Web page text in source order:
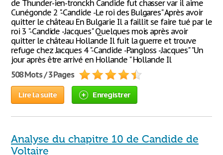
de Thunder-ien-tronckh Candide fut chasser var il aime
Cunégonde 2 "-Candide -Le roi des Bulgares" Après avoir
quitter le château En Bulgarie Il a faillit se faire tué par le
roi 3 "-Candide -Jacques" Quelques mois après avoir
quitter le château Hollande Il fuit la guerre et trouve
refuge chez Jacques 4 "-Candide -Pangloss -Jacques" "Un
jour après être arrivé en Hollande " Hollande Il
508 Mots / 3 Pages
Lire la suite Enregistrer
Analyse du chapitre 10 de Candide de
Voltaire